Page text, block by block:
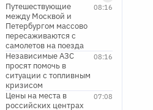
08:16
Путешествующие
между Москвой и
Петербургом массово
пересаживаются с
самолетов на поезда
08:16
Независимые АЗС
просят помочь в
ситуации с топливным
кризисом
07:08
Цены на места в
российских центрах